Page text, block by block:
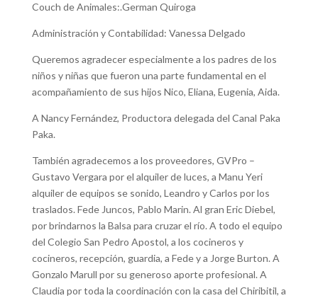
Couch de Animales:.German Quiroga
Administración y Contabilidad: Vanessa Delgado
Queremos agradecer especialmente a los padres de los
niños y niñas que fueron una parte fundamental en el
acompañamiento de sus hijos Nico, Eliana, Eugenia, Aida.
A Nancy Fernández, Productora delegada del Canal Paka
Paka.
También agradecemos a los proveedores, GVPro –
Gustavo Vergara por el alquiler de luces, a Manu Yeri
alquiler de equipos se sonido, Leandro y Carlos por los
traslados. Fede Juncos, Pablo Marin. Al gran Eric Diebel,
por brindarnos la Balsa para cruzar el río. A todo el equipo
del Colegio San Pedro Apostol, a los cocineros y
cocineros, recepción, guardia, a Fede y a Jorge Burton. A
Gonzalo Marull por su generoso aporte profesional. A
Claudia por toda la coordinación con la casa del Chiribitil, a